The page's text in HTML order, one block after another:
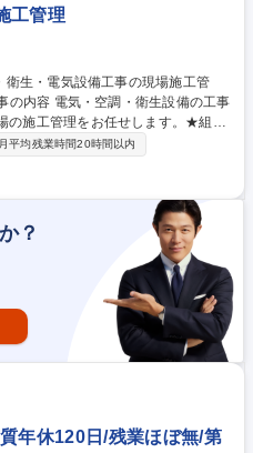
工管理
の施工管理をお任せします。★組織
らみのなくフラットな環境で、早期
の工程
協力会社との調整や技術的な判
入社後】大阪のデータセンターでの
その他プロジェクト例】大型案件多
工場など 募集職種 【空
理】原則残業なし！年収700万～
月平均残業時間20時間以内
？
年休120日/残業ほぼ無/第